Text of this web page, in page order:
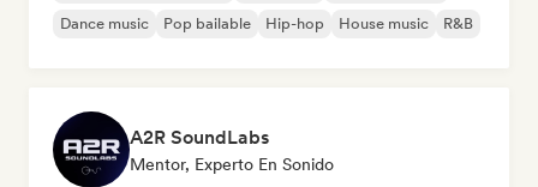
Dance music
Pop bailable Hip-hop House music R&B
A2R SoundLabs
Mentor, Experto En Sonido